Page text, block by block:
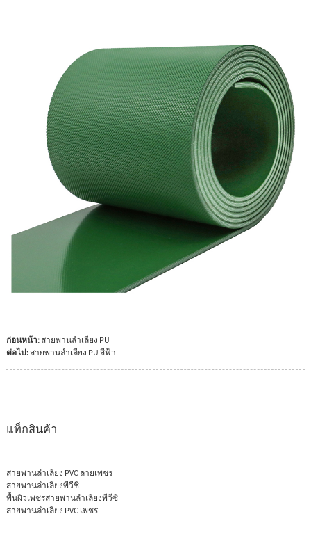
ก่อนหน้า: สายพานลำเลียง PU
ต่อไป: สายพานลำเลียง PU สีฟ้า
แท็กสินค้า
สายพานลำเลียง PVC ลายเพชร
สายพานลำเลียงพีวีซี
พื้นผิวเพชรสายพานลำเลียงพีวีซี
สายพานลำเลียง PVC เพชร